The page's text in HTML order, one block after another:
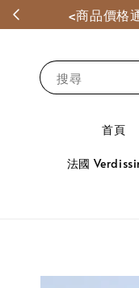
<商品價格
搜尋
首頁
法國